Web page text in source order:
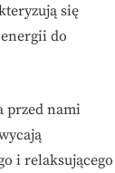
się
do
przed nami
i relaksującego